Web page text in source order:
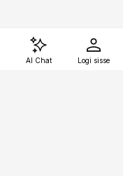
AI Chat Logi sisse